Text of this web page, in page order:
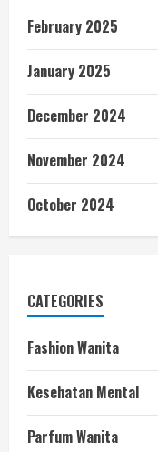
February 2025
January 2025
December 2024
November 2024
October 2024
CATEGORIES
Fashion Wanita
Kesehatan Mental
Parfum Wanita